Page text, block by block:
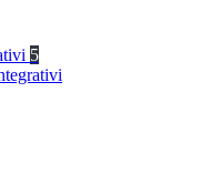
5